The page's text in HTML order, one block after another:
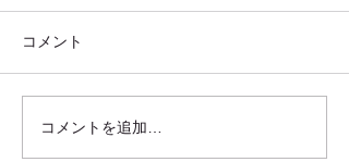
コメント
コメントを追加…